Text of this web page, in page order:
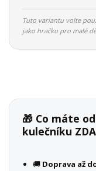
Tuto variantu volte
jako hračku pro malé
🎁 Co máte
kulečníku
🚚 Doprava až